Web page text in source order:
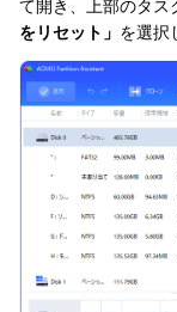
て開き、上部のタス
をリセット」 を選択